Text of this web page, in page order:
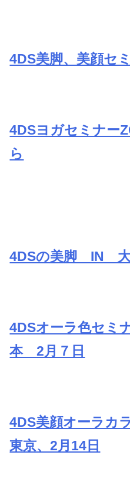
4DS美脚、美顔セ
4DSヨガセミナー
ら
4DSの美脚 IN
4DSオーラ色セミ
本 2月７日
4DS美顔オーラカ
東京、2月14日